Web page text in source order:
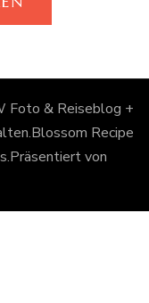
Foto & Reiseblog +
Blossom Recipe
.Präsentiert von